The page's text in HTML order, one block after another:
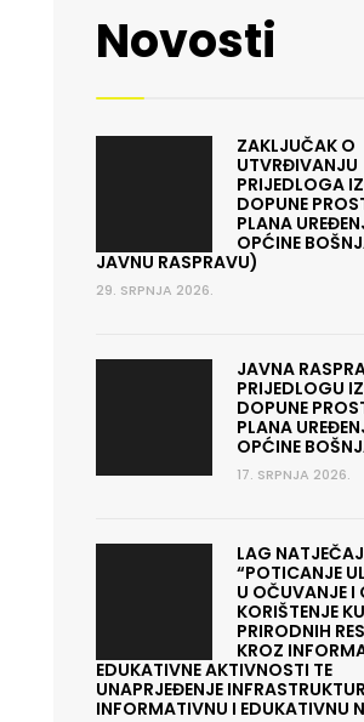
Novosti
ZAKLJUČAK O
UTVRĐIVANJU
PRIJEDLOGA
DOPUNE
PLANA
OPĆINE
JAVNU RASPRAVU)
29. SRPNJA 2026.
JAVNA
PRIJEDLOGU
DOPUNE
PLANA
OPĆINE
17. SRPNJA 2026.
LAG
“POTICANJE
U OČUVANJE I
KORIŠTENJE
PRIRODNIH
KROZ
EDUKATIVNE AKTIVNOSTI TE
UNAPRJEĐENJE
INFORMATIVNU I EDUKATIVNU